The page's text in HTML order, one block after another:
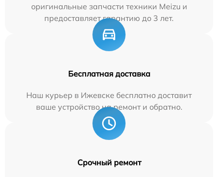
оригинальные запчасти техники Meizu и
предоставляет гарантию до 3 лет.
Бесплатная доставка
Наш курьер в Ижевске бесплатно доставит
ваше устройство на ремонт и обратно.
Срочный ремонт